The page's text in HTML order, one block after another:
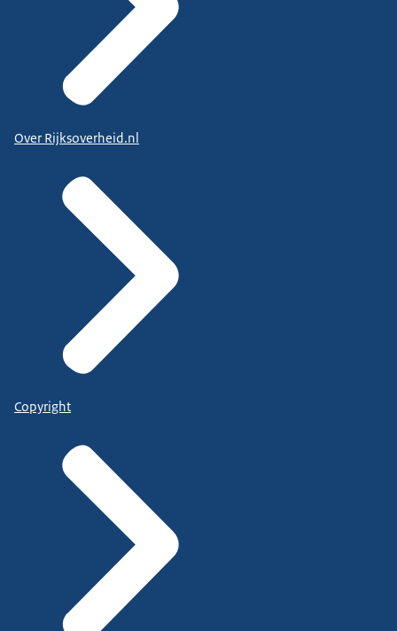
Over Rijksoverheid.nl
Copyright